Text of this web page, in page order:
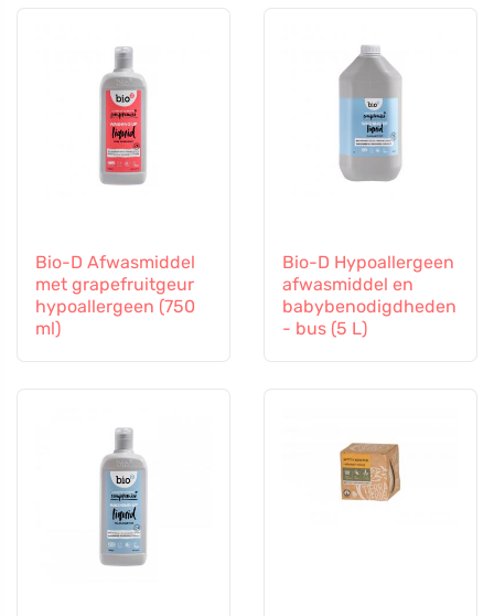
Bio-D Afwasmiddel
met grapefruitgeur
hypoallergeen (750
ml)
Bio-D Hypoallergeen
afwasmiddel en
babybenodigdheden
- bus (5 L)